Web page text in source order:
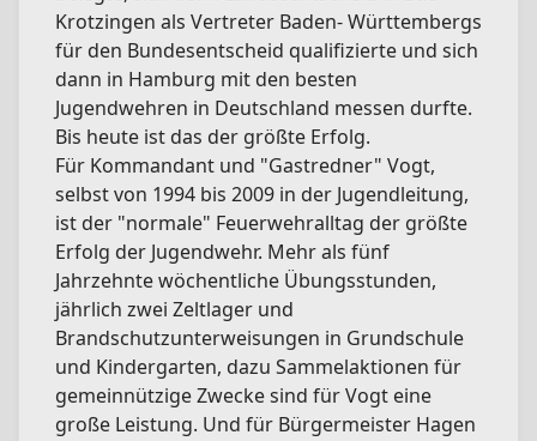
Krotzingen als Vertreter Baden- Württembergs
für den Bundesentscheid qualifizierte und sich
dann in Hamburg mit den besten
Jugendwehren in Deutschland messen durfte.
Bis heute ist das der größte Erfolg.
Für Kommandant und "Gastredner" Vogt,
selbst von 1994 bis 2009 in der Jugendleitung,
ist der "normale" Feuerwehralltag der größte
Erfolg der Jugendwehr. Mehr als fünf
Jahrzehnte wöchentliche Übungsstunden,
jährlich zwei Zeltlager und
Brandschutzunterweisungen in Grundschule
und Kindergarten, dazu Sammelaktionen für
gemeinnützige Zwecke sind für Vogt eine
große Leistung. Und für Bürgermeister Hagen